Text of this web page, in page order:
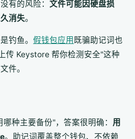
有的风险： 文件可能因硬盘损
消失。
钓鱼。 假钱包应用 既骗助记词也
Keystore 帮你检测安全"这种
件。
种主要备份"，答案很明确： 用
。助记词覆盖整个钱包、不依赖